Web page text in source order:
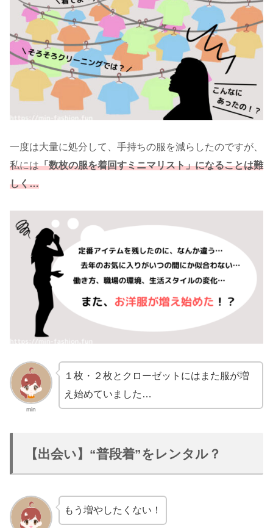
一度は大量に処分して、手持ちの服を減らしたのですが、
私には「数枚の服を着回すミニマリスト」になることは難
しく…
min
１枚・２枚とクローゼットにはまた服が増
え始めていました…
【出会い】“普段着”をレンタル？
もう増やしたくない！